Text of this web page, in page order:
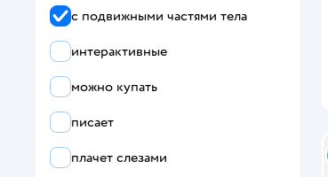
Yofun
Zapf Creation
Весна
Карапуз
Полесье
с подвижными частями тела
интерактивные
можно купать
писает
плачет слезами